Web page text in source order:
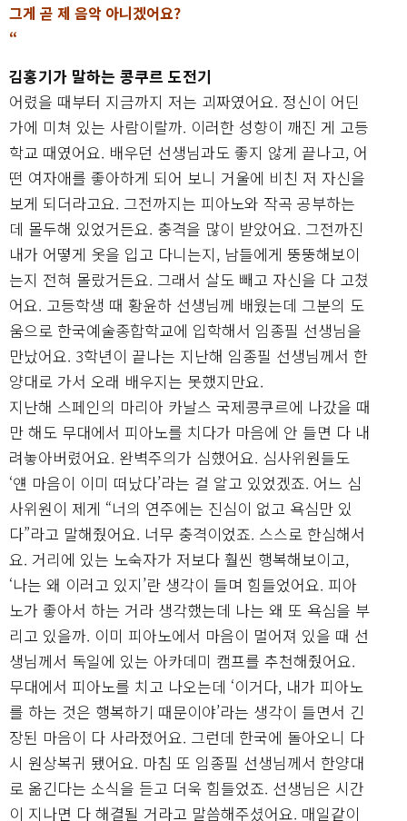
그게 곧 제 음악 아니겠어요?
“
김홍기가 말하는 콩쿠르 도전기
어렸을 때부터 지금까지 저는 괴짜였어요. 정신이 어딘
가에 미쳐 있는 사람이랄까. 이러한 성향이 깨진 게 고등
학교 때였어요. 배우던 선생님과도 좋지 않게 끝나고, 어
떤 여자애를 좋아하게 되어 보니 거울에 비친 저 자신을
보게 되더라고요. 그전까지는 피아노와 작곡 공부하는
데 몰두해 있었거든요. 충격을 많이 받았어요. 그전까진
내가 어떻게 옷을 입고 다니는지, 남들에게 뚱뚱해보이
는지 전혀 몰랐거든요. 그래서 살도 빼고 자신을 다 고쳤
어요. 고등학생 때 황윤하 선생님께 배웠는데 그분의 도
움으로 한국예술종합학교에 입학해서 임종필 선생님을
만났어요. 3학년이 끝나는 지난해 임종필 선생님께서 한
양대로 가서 오래 배우지는 못했지만요.
지난해 스페인의 마리아 카날스 국제콩쿠르에 나갔을 때
만 해도 무대에서 피아노를 치다가 마음에 안 들면 다 내
려놓아버렸어요. 완벽주의가 심했어요. 심사위원들도
‘얜 마음이 이미 떠났다’라는 걸 알고 있었겠죠. 어느 심
사위원이 제게 “너의 연주에는 진심이 없고 욕심만 있
다”라고 말해줬어요. 너무 충격이었죠. 스스로 한심해서
요. 거리에 있는 노숙자가 저보다 훨씬 행복해보이고,
‘나는 왜 이러고 있지’란 생각이 들며 힘들었어요. 피아
노가 좋아서 하는 거라 생각했는데 나는 왜 또 욕심을 부
리고 있을까. 이미 피아노에서 마음이 멀어져 있을 때 선
생님께서 독일에 있는 아카데미 캠프를 추천해줬어요.
무대에서 피아노를 치고 나오는데 ‘이거다, 내가 피아노
를 하는 것은 행복하기 때문이야’라는 생각이 들면서 긴
장된 마음이 다 사라졌어요. 그런데 한국에 돌아오니 다
시 원상복귀 됐어요. 마침 또 임종필 선생님께서 한양대
로 옮긴다는 소식을 듣고 더욱 힘들었죠. 선생님은 시간
이 지나면 다 해결될 거라고 말씀해주셨어요. 매일같이